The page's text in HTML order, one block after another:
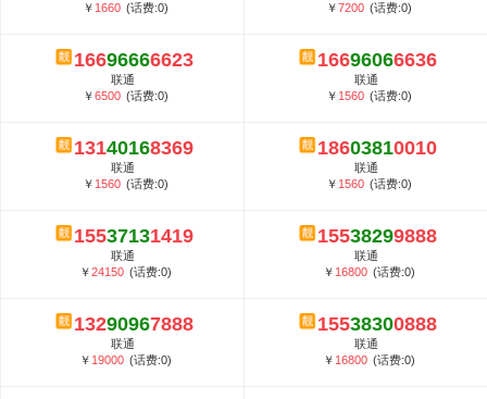
￥ 1660 (话费:0)
￥7200 (话费:0)
16696666623
联通
￥6500 (话费:0)
16696066636
联通
￥ 1560 (话费:0)
13140168369
联通
￥ 1560 (话费:0)
18603810010
联通
￥ 1560 (话费:0)
15537131419
联通
￥24150 (话费:0)
15538299888
联通
￥ 16800 (话费:0)
13290967888
联通
￥ 19000 (话费:0)
15538300888
联通
￥ 16800 (话费:0)